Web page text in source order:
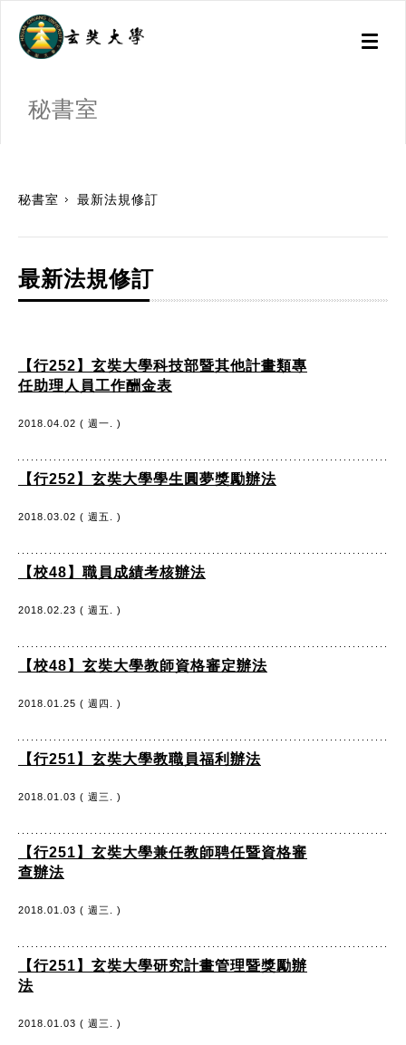
Toggle
秘書室
秘書室 最新法規修訂
最新法規修訂
【行252】玄奘大學科技部暨其他計畫類專
任助理人員工作酬金表
2018.04.02 ( 週一. )
【行252】玄奘大學學生圓夢獎勵辦法
2018.03.02 ( 週五. )
【校48】職員成績考核辦法
2018.02.23 ( 週五. )
【校48】玄奘大學教師資格審定辦法
2018.01.25 ( 週四. )
【行251】玄奘大學教職員福利辦法
2018.01.03 ( 週三. )
【行251】玄奘大學兼任教師聘任暨資格審
查辦法
2018.01.03 ( 週三. )
【行251】玄奘大學研究計畫管理暨獎勵辦
法
2018.01.03 ( 週三. )